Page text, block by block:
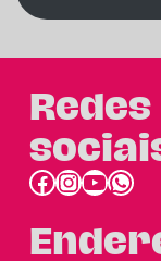
Redes
Facebook InstagramYoutube link do whatsapp